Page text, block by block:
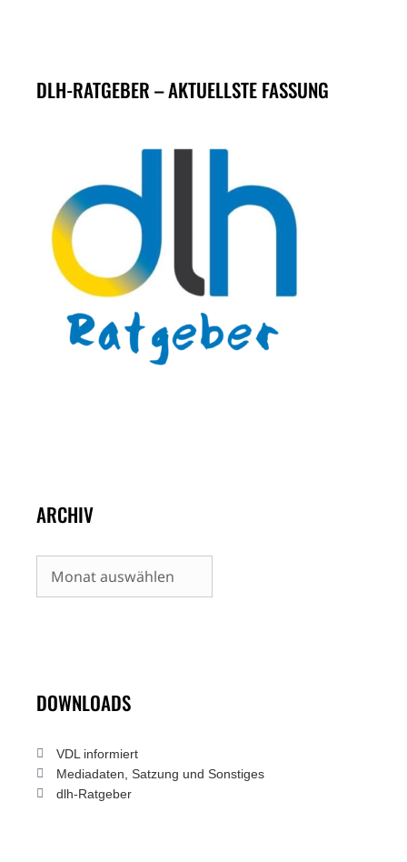
DLH-RATGEBER – AKTUELLSTE FASSUNG
ARCHIV
Archiv
DOWNLOADS
VDL informiert
Mediadaten, Satzung und Sonstiges
dlh-Ratgeber